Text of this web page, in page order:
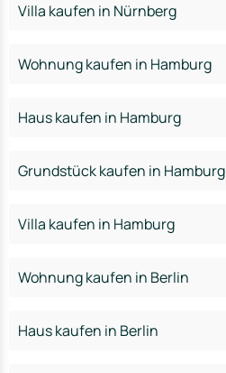
Villa kaufen in Nürnberg
Wohnung kaufen in Hamburg
Haus kaufen in Hamburg
Grundstück kaufen in Hamburg
Villa kaufen in Hamburg
Wohnung kaufen in Berlin
Haus kaufen in Berlin